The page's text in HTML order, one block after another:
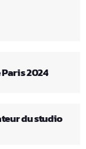
2024
du studio